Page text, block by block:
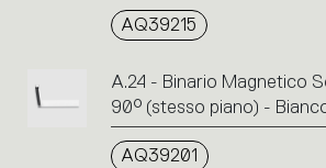
AQ39215
A.24 - Binario Magnetico
90° (stesso piano) -
AQ39201